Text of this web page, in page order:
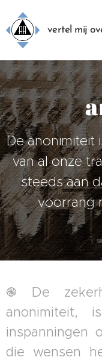
vertel mij
De anonimiteit
van al onze
steeds aan
voorrang
֎ De
anonimiteit,
inspanningen
die wensen